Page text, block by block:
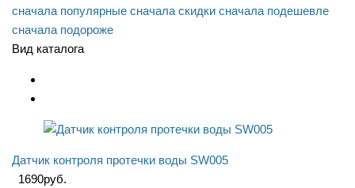
сначала популярные сначала скидки сначала подешевле
сначала подороже
Вид каталога
Датчик контроля протечки воды SW005
1690руб.